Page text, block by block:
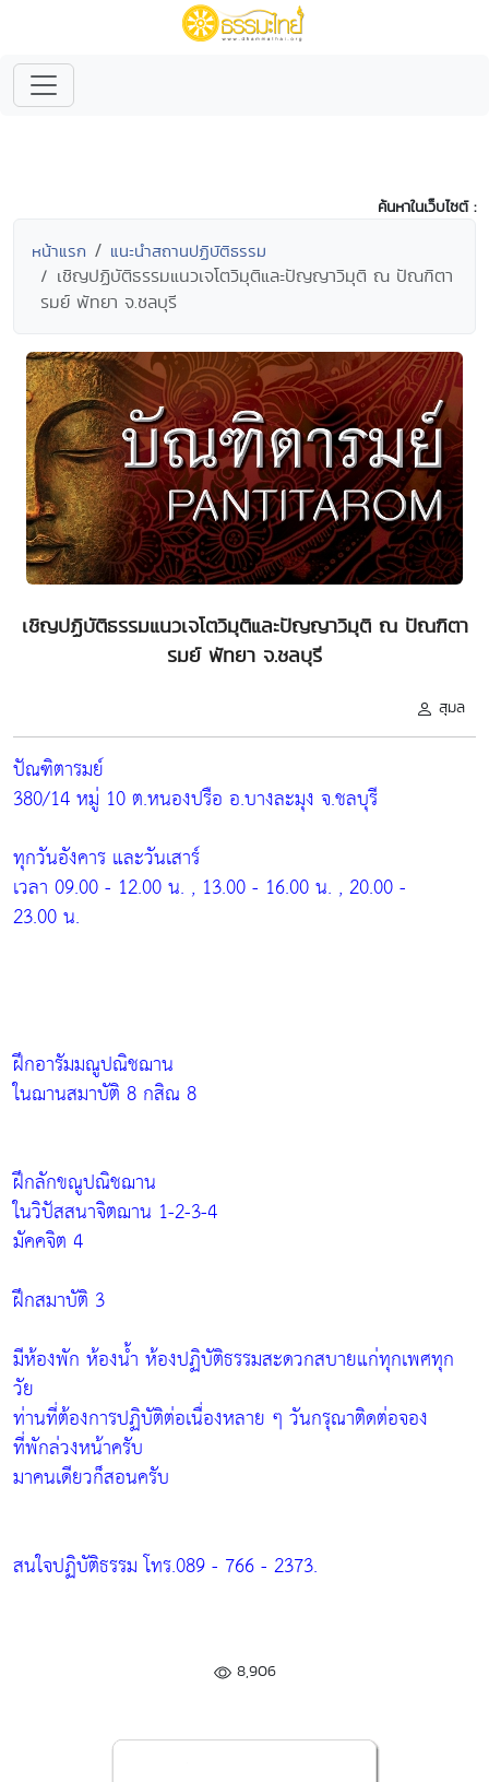
ค้นหาในเว็บไซต์ :
หน้าแรก แนะนำสถานปฏิบัติธรรม
เชิญปฏิบัติธรรมแนวเจโตวิมุติและปัญญาวิมุติ ณ ปัณฑิตา
รมย์ พัทยา จ.ชลบุรี
เชิญปฏิบัติธรรมแนวเจโตวิมุติและปัญญาวิมุติ ณ ปัณฑิตา
รมย์ พัทยา จ.ชลบุรี
สุมล
ปัณฑิตารมย์
380/14 หมู่ 10 ต.หนองปรือ อ.บางละมุง จ.ชลบุรี
ทุกวันอังคาร และวันเสาร์
เวลา 09.00 - 12.00 น. , 13.00 - 16.00 น. , 20.00 -
23.00 น.
ฝึกอารัมมณูปณิชฌาน
ในฌานสมาบัติ 8 กสิณ 8
ฝึกลักขณูปณิชฌาน
ในวิปัสสนาจิตฌาน 1-2-3-4
มัคคจิต 4
ฝึกสมาบัติ 3
มีห้องพัก ห้องน้ำ ห้องปฏิบัติธรรมสะดวกสบายแก่ทุกเพศทุก
วัย
ท่านที่ต้องการปฏิบัติต่อเนื่องหลาย ๆ วันกรุณาติดต่อจอง
ที่พักล่วงหน้าครับ
มาคนเดียวก็สอนครับ
สนใจปฏิบัติธรรม โทร.089 - 766 - 2373.
8,906